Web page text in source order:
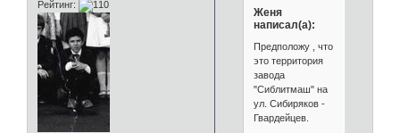
Рейтинг:
Женя
написал(а):
Предположу , что
это территория
завода
"Сиблитмаш" на
ул. Сибиряков -
Гвардейцев.